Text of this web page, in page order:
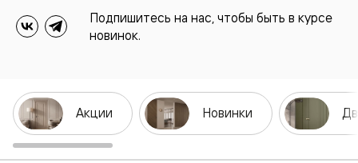
Подпишитесь на нас, чтобы быть в курсе
новинок.
Акции Новинки